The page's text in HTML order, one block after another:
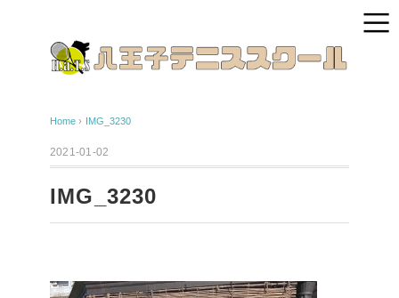
Home › IMG_3230
2021-01-02
IMG_3230